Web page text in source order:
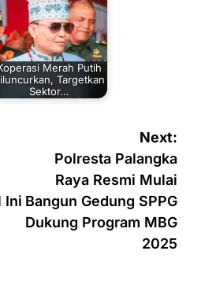
Merah Putih
Targetkan
Sektor…
Ini
Next:
Polresta Palangka
Raya Resmi Mulai
Bangun Gedung SPPG
Dukung Program MBG
2025